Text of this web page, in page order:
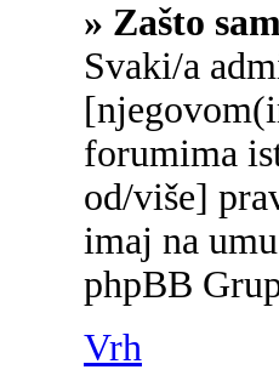
» Zašto
Svaki/a
forumima
od/više]
imaj na
phpBB
Vrh